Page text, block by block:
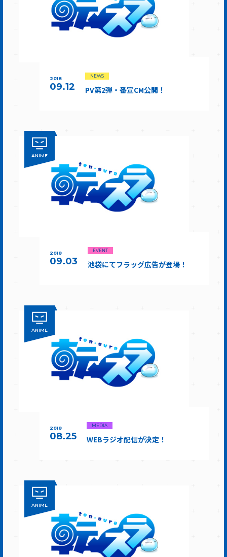
2018
09.12
NEWS
PV第2弾・番宣CM公開！
ANIME
2018
09.03
EVENT
池袋にてフラッグ広告が登場！
ANIME
2018
08.25
MEDIA
WEBラジオ配信が決定！
ANIME